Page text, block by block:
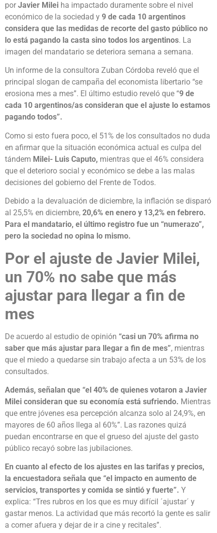
por Javier Milei ha impactado duramente sobre el nivel
económico de la sociedad y 9 de cada 10 argentinos
considera que las medidas de recorte del gasto público no
lo está pagando la casta sino todos los argentinos. La
imagen del mandatario se deteriora semana a semana.
Un informe de la consultora Zuban Córdoba reveló que el
principal slogan de campaña del economista libertario “se
erosiona mes a mes”. El último estudio reveló que “9 de
cada 10 argentinos/as consideran que el ajuste lo estamos
pagando todos”.
Como si esto fuera poco, el 51% de los consultados no duda
en afirmar que la situación económica actual es culpa del
tándem Milei- Luis Caputo, mientras que el 46% considera
que el deterioro social y económico se debe a las malas
decisiones del gobierno del Frente de Todos.
Debido a la devaluación de diciembre, la inflación se disparó
al 25,5% en diciembre, 20,6% en enero y 13,2% en febrero.
Para el mandatario, el último registro fue un “numerazo”,
pero la sociedad no opina lo mismo.
Por el ajuste de Javier Milei,
un 70% no sabe que más
ajustar para llegar a fin de
mes
De acuerdo al estudio de opinión “casi un 70% afirma no
saber que más ajustar para llegar a fin de mes”, mientras
que el miedo a quedarse sin trabajo afecta a un 53% de los
consultados.
Además, señalan que “el 40% de quienes votaron a Javier
Milei consideran que su economía está sufriendo. Mientras
que entre jóvenes esa percepción alcanza solo al 24,9%, en
mayores de 60 años llega al 60%”. Las razones quizá
puedan encontrarse en que el grueso del ajuste del gasto
público recayó sobre las jubilaciones.
En cuanto al efecto de los ajustes en las tarifas y precios,
la encuestadora señala que “el impacto en aumento de
servicios, transportes y comida se sintió y fuerte”. Y
explica: “Tres rubros en los que es muy difícil ´ajustar´ y
gastar menos. La actividad que más recortó la gente es salir
a comer afuera y dejar de ir a cine y recitales”.